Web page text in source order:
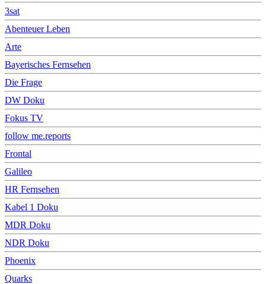
3sat
Abenteuer Leben
Arte
Bayerisches Fernsehen
Die Frage
DW Doku
Fokus TV
follow me.reports
Frontal
Galileo
HR Fernsehen
Kabel 1 Doku
MDR Doku
NDR Doku
Phoenix
Quarks